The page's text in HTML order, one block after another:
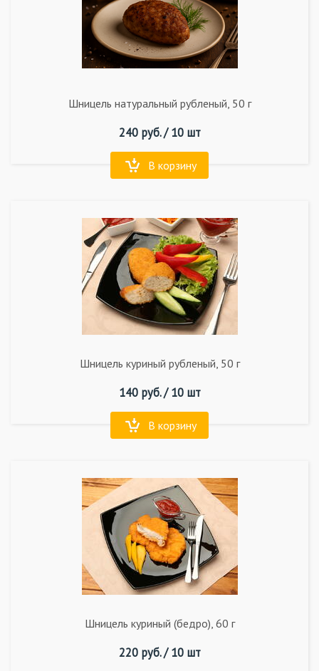
Шницель натуральный рубленый, 50 г
240руб. /10 шт
В корзину
Шницель куриный рубленый, 50 г
140руб. /10 шт
В корзину
Шницель куриный (бедро), 60 г
220руб. /10 шт